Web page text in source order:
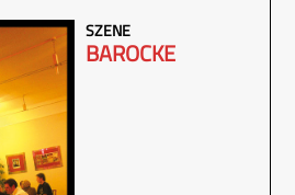
SZENE
BAROCKE